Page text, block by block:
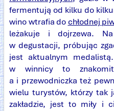
fermentują od kilku do
wino wtrafia do chłodnej
leżakuje i dojrzewa.
w degustacji, próbując
jest aktualnym
w winnicy to
a i przewodniczka też
wielu turystów, którzy tak
zakładzie, jest to miły i